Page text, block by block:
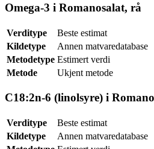
Omega-3 i Romanosalat, rå
Verditype
Beste estimat
Kildetype
Annen matvaredatabase
Metodetype Estimert verdi
Metode
Ukjent metode
C18:2n-6 (linolsyre) i
Verditype
Beste estimat
Kildetype
Annen matvaredatabase